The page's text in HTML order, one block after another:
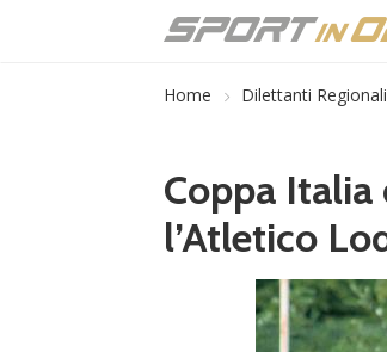
Home Dilettanti Regionali
Coppa Italia
l’Atletico